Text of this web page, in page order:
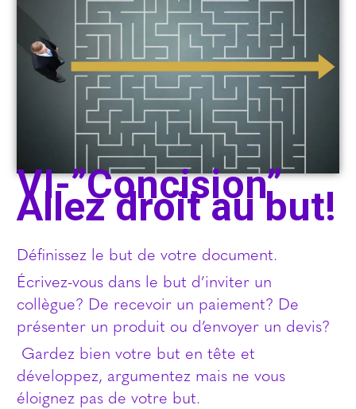
VI-”Concision”
Allez droit au but!
Définissez le but de votre document.
Écrivez-vous dans le but d’inviter un
collègue? De recevoir un paiement? De
présenter un produit ou d’envoyer un devis?
Gardez bien votre but en tête et
développez, argumentez mais ne vous
éloignez pas de votre but.